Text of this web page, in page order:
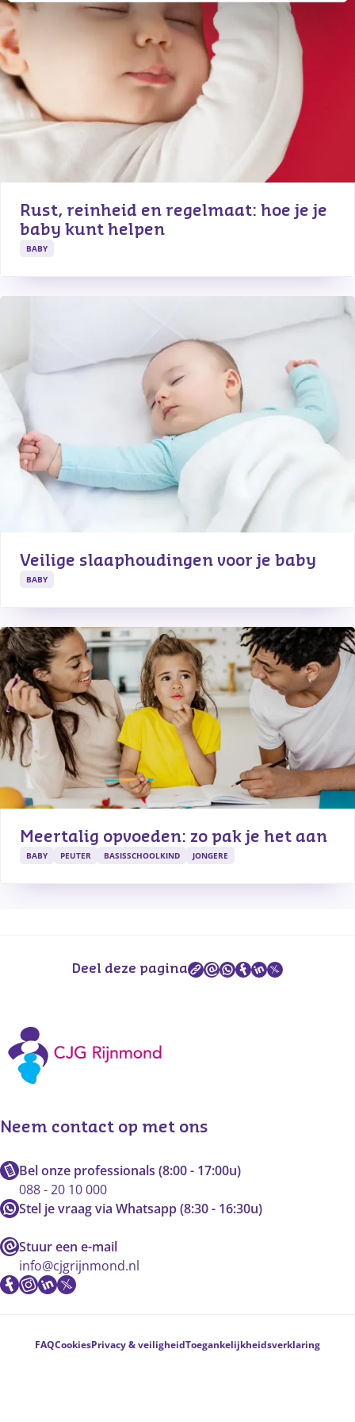
Rust, reinheid en regelmaat: hoe je je
baby kunt helpen
BABY
Veilige slaaphoudingen voor je baby
BABY
Meertalig opvoeden: zo pak je het aan
BABY PEUTER BASISSCHOOLKIND JONGERE
Deel deze pagina
Neem contact op met ons
Bel onze professionals (8:00 - 17:00u)
088 - 20 10 000
Stel je vraag via Whatsapp (8:30 - 16:30u)
Stuur een e-mail
info@cjgrijnmond.nl
Voetnavigatie
FAQCookiesPrivacy & veiligheidToegankelijkheidsverklaring